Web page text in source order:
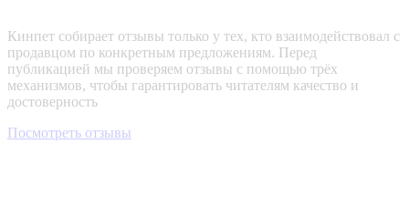
Кинпет собирает отзывы только у тех, кто взаимодействовал с
продавцом по конкретным предложениям. Перед
публикацией мы проверяем отзывы с помощью трёх
механизмов, чтобы гарантировать читателям качество и
достоверность
Посмотреть отзывы